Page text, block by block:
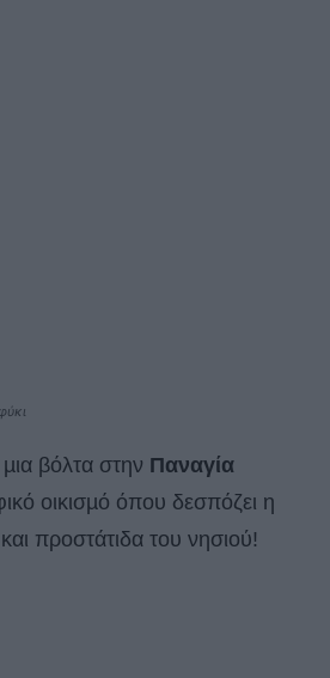
µια βόλτα στην Παναγία
οικισµό όπου δεσπόζει η
προστάτιδα του νησιού!